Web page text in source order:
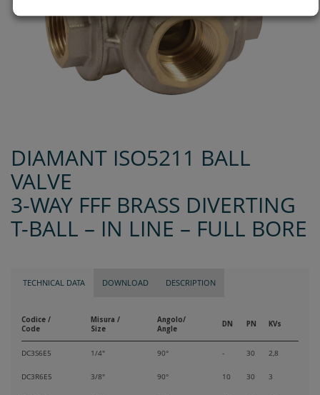
DIAMANT ISO5211 BALL
VALVE
3-WAY FFF BRASS DIVERTING
T-BALL – IN LINE – FULL BORE
TECHNICAL DATA DOWNLOAD DESCRIPTION
Codice /
Code
Misura /
Size
Angolo/
Angle
DN PN KVs
DC3S6E5 1/4" 90° - 30 2,8
DC3R6E5 3/8" 90° 10 30 3